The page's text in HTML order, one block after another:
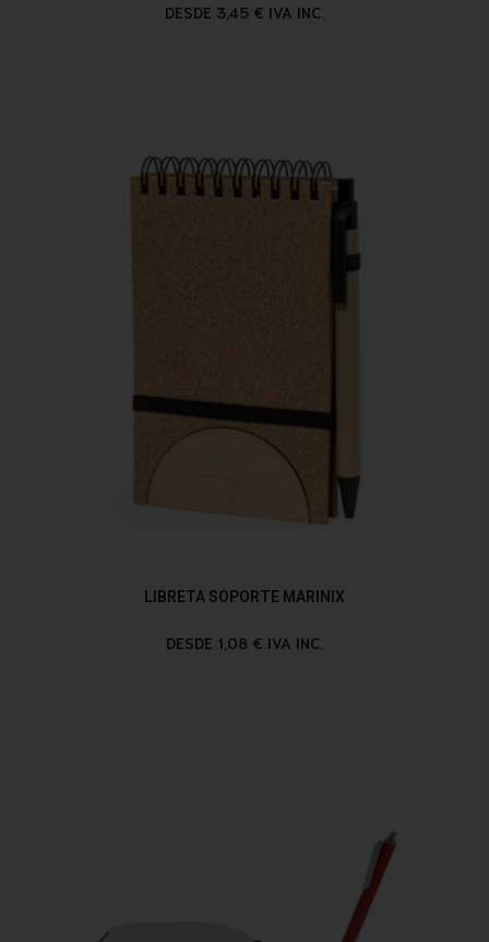
DESDE 3,45 € IVA INC.
LIBRETA SOPORTE MARINIX
DESDE 1,08 € IVA INC.